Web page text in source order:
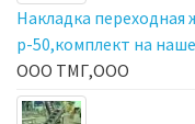
Накладка
р-50,комплект на
ООО ТМГ,ООО